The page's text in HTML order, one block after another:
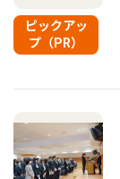
ピックアッ
プ（PR）